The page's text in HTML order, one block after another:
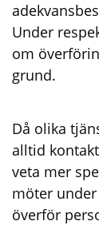
Under
om
grund.
Då olika
alltid
veta mer
möter
överför